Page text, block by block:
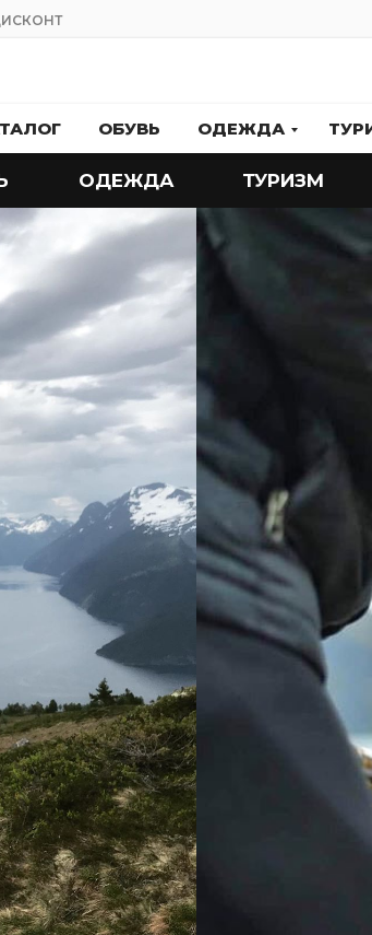
ОБУВЬ ОДЕЖДА
ОДЕЖДА ТУРИЗМ